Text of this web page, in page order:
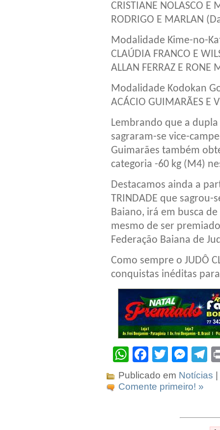
CRISTIANE NOLASCO
RODRIGO E MARLAN
Modalidade Kime-no-
CLAÚDIA FRANCO E
ALLAN FERRAZ E RONE
Modalidade Kodokan
ACÁCIO GUIMARÃES E
Lembrando que a dupla
sagraram-se vice-
Guimarães também
categoria -60 kg (M4)
Destacamos ainda a
TRINDADE que
Baiano, irá em busca
mesmo de ser
Federação Baiana de
Como sempre o JUDÔ
conquistas inéditas
WhatsApp
Facebook
Twitter
Publicado em Notícias
Comente primeiro! »